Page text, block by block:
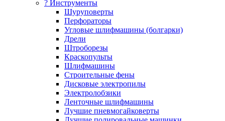
?️ Инструменты
Шуруповерты
Перфораторы
Угловые шлифмашины (болгарки)
Дрели
Штроборезы
Краскопульты
Шлифмашины
Строительные фены
Дисковые электропилы
Электролобзики
Ленточные шлифмашины
Лучшие пневмогайковерты